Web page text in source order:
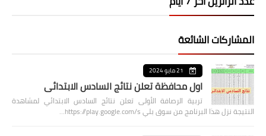
المشاركات الشائعة
21 مايو 2024
اول محافظة تعلن نتائج السادس الابتدائي
تربية الرصافة الأولى تعلن نتائج السادس الابتدائي لمشاهدة
النتيجة نزل هذا البرنامج من سوق بلي https://play.google.com/s…